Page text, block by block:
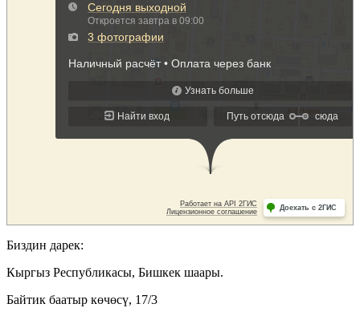
Биздин дарек:
Кыргыз Республикасы, Бишкек шаары.
Байтик баатыр көчөсү, 17/3